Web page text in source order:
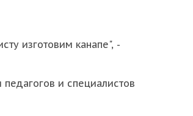
изготовим канапе", -
и специалистов